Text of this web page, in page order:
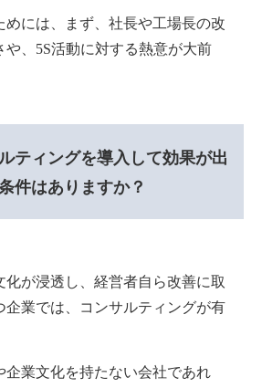
めには、まず、社長や工場長の改
や、5S活動に対する熱意が大前
ティングを導入して効果が出
件はありますか？
化が浸透し、経営者自ら改善に取
企業では、コンサルティングが有
企業文化を持たない会社であれ